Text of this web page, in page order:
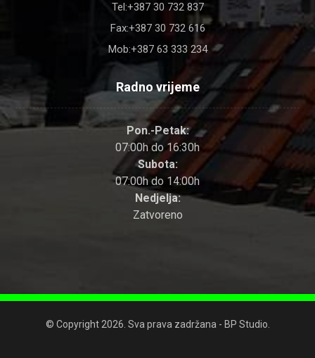
Tel:+387 30 732 837
Fax:+387 30 732 616
Mob:+387 63 333 234
Radno vrijeme
Pon.-Petak:
07:00h do 16:30h
Subota:
07:00h do 14:00h
Nedjelja:
Zatvoreno
© Copyright 2026. Sva prava zadržana - BP Studio.